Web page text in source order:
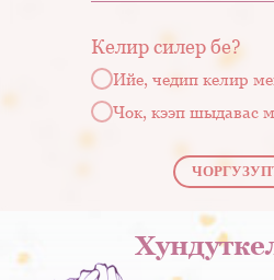
Келир силер бе?
Ийе, чедип келир
Чок, кээп шыдавас